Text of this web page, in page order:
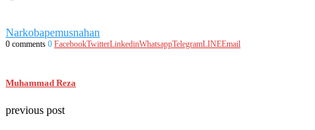
Narkobapemusnahan
0 comments 0 FacebookTwitterLinkedinWhatsappTelegramLINEEmail
Muhammad Reza
previous post